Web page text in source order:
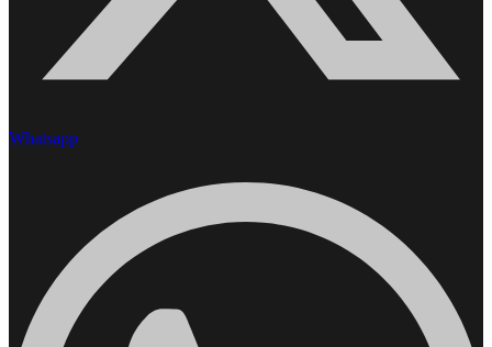
Whatsapp